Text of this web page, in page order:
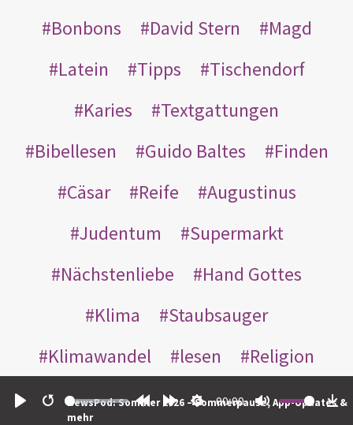
Restart
00:00
NewsPod: Sommer 2026 – Sommerpause, App-Updates &
mehr
Bonbons
David Stern
Magd
Latein
Tipps
Tischendorf
Karies
Textgattungen
Bibellesen
Guido Baltes
Finden
Cäsar
Reife
Augustinus
Judentum
Supermarkt
Nächstenliebe
Hand Gottes
Klima
Staubsauger
Klimawandel
lesen
Religion
Paradies
eitel Sinn